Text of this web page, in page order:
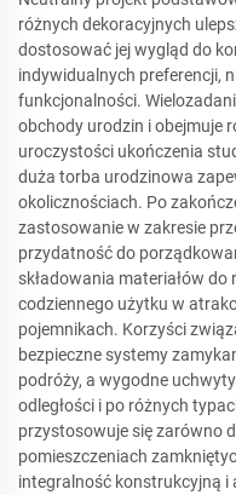
różnych dekoracyjnych
dostosować jej wygląd do
indywidualnych preferencji,
funkcjonalności.
obchody urodzin i obejmuje
uroczystości ukończenia
duża torba urodzinowa
okolicznościach. Po
zastosowanie w zakresie
przydatność do
składowania materiałów
codziennego użytku w
pojemnikach. Korzyści
bezpieczne systemy
podróży, a wygodne
odległości i po różnych
przystosowuje się zarówno
pomieszczeniach
integralność konstrukcyjną i